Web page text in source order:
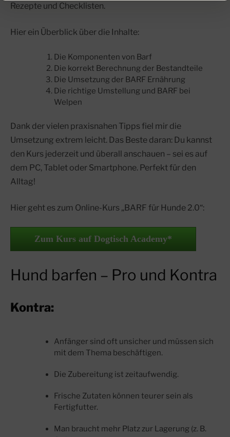
Rezepte und Checklisten.
Hier ein Überblick über die Inhalte:
Die Komponenten von Barf
Die korrekt Berechnung der Bestandteile
Die Umsetzung der BARF Ernährung
Die richtige Umstellung und BARF bei
Welpen
Dank der vielen praxisnahen Tipps fiel mir die
Umsetzung extrem leicht. Das Beste daran: Du kannst
den Kurs jederzeit und überall anschauen – sei es auf
dem PC, Tablet oder Smartphone. Perfekt für den
Alltag!
Hier geht es zum Online-Kurs „BARF für Hunde 2.0“:
Zum Kurs auf Dogtisch Academy*
Hund barfen – Pro und Kontra
Kontra:
Anfänger sind oft unsicher und müssen sich
mit dem Thema beschäftigen.
Die Zubereitung ist zeitaufwendig.
Frische Zutaten können teurer sein als
Fertigfutter.
Man braucht mehr Platz zur Lagerung (z. B.